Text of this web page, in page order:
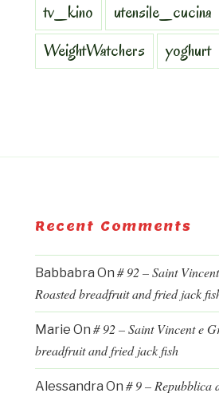
tv_kino
utensile_cucina
WeightWatchers
yoghurt
Recent Comments
Babbabra On # 92 – Saint
Roasted breadfruit and fried jack
Marie On # 92 – Saint Vincent e
breadfruit and fried jack fish
Alessandra On # 9 – Repubblica